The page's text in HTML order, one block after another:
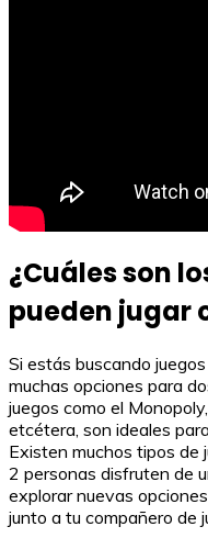
¿Cuáles son
pueden jugar
Si estás buscando
muchas opciones para
juegos como el
etcétera, son ideales
Existen muchos tipos de
2 personas disfruten de
explorar nuevas
junto a tu compañero de